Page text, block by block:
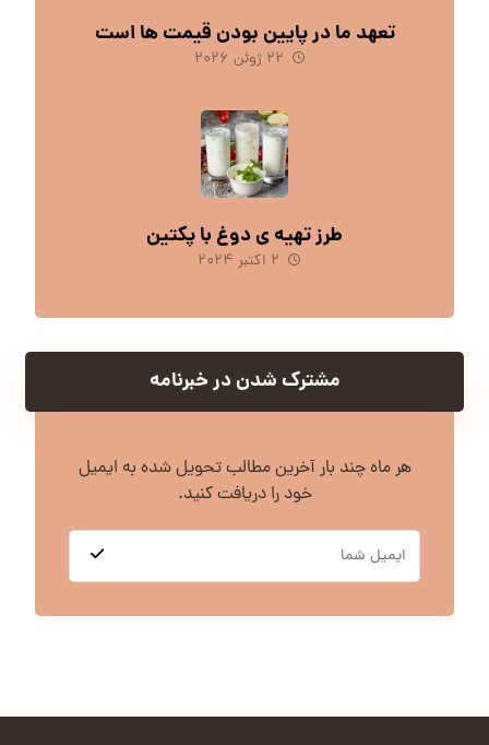
تعهد ما در پایین بودن قیمت ها است
۲۲ ژوئن ۲۰۲۶
طرز تهیه ی دوغ با پکتین
۲ اکتبر ۲۰۲۴
مشترک شدن در خبرنامه
هر ماه چند بار آخرین مطالب تحویل شده به ایمیل
خود را دریافت کنید.